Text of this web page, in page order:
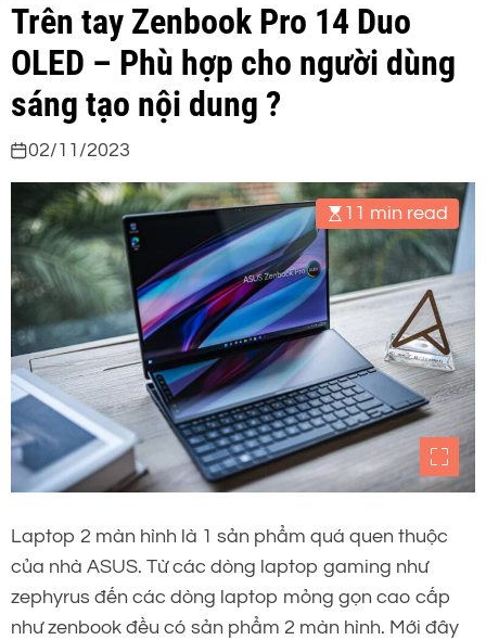
Trên tay Zenbook Pro 14 Duo
OLED – Phù hợp cho người dùng
sáng tạo nội dung ?
02/11/2023
11 min read
Laptop 2 màn hình là 1 sản phẩm quá quen thuộc
của nhà ASUS. Từ các dòng laptop gaming như
zephyrus đến các dòng laptop mỏng gọn cao cấp
như zenbook đều có sản phẩm 2 màn hình. Mới đây